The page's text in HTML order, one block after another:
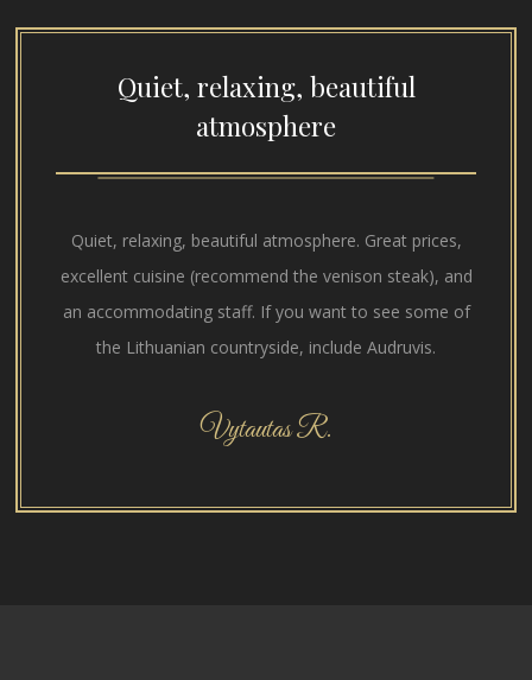
Quiet, relaxing, beautiful
atmosphere
Quiet, relaxing, beautiful atmosphere. Great prices,
excellent cuisine (recommend the venison steak), and
an accommodating staff. If you want to see some of
the Lithuanian countryside, include Audruvis.
Vytautas R.